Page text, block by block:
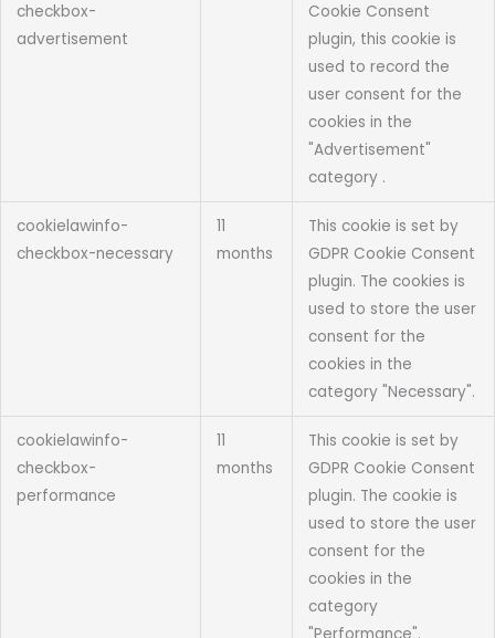
checkbox-
advertisement
Cookie Consent
plugin, this cookie is
used to record the
user consent for the
cookies in the
"Advertisement"
category .
cookielawinfo-
checkbox-necessary
11
months
This cookie is set by
GDPR Cookie Consent
plugin. The cookies is
used to store the user
consent for the
cookies in the
category "Necessary".
cookielawinfo-
checkbox-
performance
11
months
This cookie is set by
GDPR Cookie Consent
plugin. The cookie is
used to store the user
consent for the
cookies in the
category